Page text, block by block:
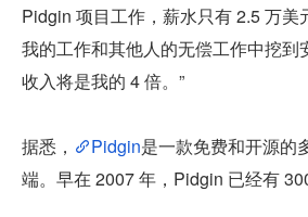
Pidgin 项目工作，薪水只有 2.5 万美
我的工作和其他人的无偿工作中挖到
收入将是我的 4 倍。”
据悉， Pidgin是一款免费和开源的
端。早在 2007 年，Pidgin 已经有